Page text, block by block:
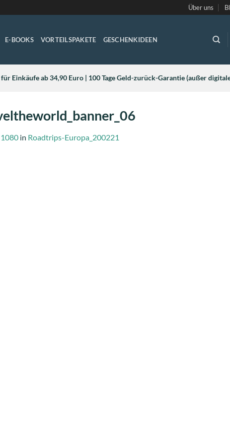
Über uns
E-BOOKS VORTEILSPAKETE GESCHENKIDEEN
Einkäufe ab 34,90 Euro | 100 Tage Geld-zurück-Garantie (außer
in Roadtrips-Europa_200221